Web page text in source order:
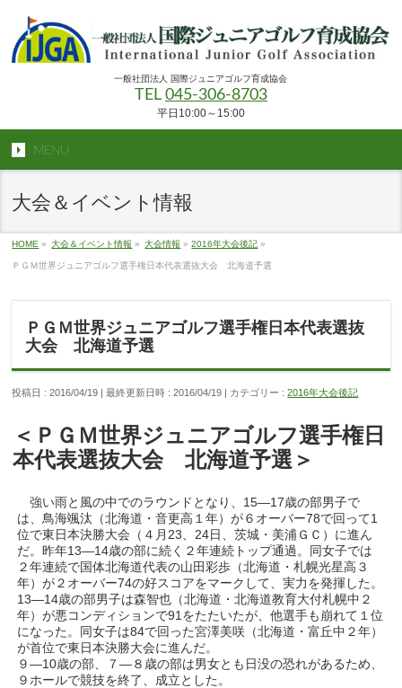
一般社団法人 国際ジュニアゴルフ育成協会
TEL 045-306-8703
平日10:00～15:00
MENU
大会＆イベント情報
HOME » 大会＆イベント情報 » 大会情報 »2016年大会後記 »
ＰＧＭ世界ジュニアゴルフ選手権日本代表選抜大会 北海道予選
ＰＧＭ世界ジュニアゴルフ選手権日本代表選抜
大会 北海道予選
投稿日 : 2016/04/19 最終更新日時 : 2016/04/19 カテゴリー :2016年大会後記
＜ＰＧＭ世界ジュニアゴルフ選手権日
本代表選抜大会 北海道予選＞
強い雨と風の中でのラウンドとなり、15―17歳の部男子で
は、鳥海颯汰（北海道・音更高１年）が６オーバー78で回って1
位で東日本決勝大会（４月23、24日、茨城・美浦ＧＣ）に進ん
だ。昨年13―14歳の部に続く２年連続トップ通過。同女子では
２年連続で国体北海道代表の山田彩歩（北海道・札幌光星高３
年）が２オーバー74の好スコアをマークして、実力を発揮した。
13―14歳の部男子は森智也（北海道・北海道教育大付札幌中２
年）が悪コンディションで91をたたいたが、他選手も崩れて１位
になった。同女子は84で回った宮澤美咲（北海道・富丘中２年）
が首位で東日本決勝大会に進んだ。
９―10歳の部、７―８歳の部は男女とも日没の恐れがあるため、
９ホールで競技を終了、成立とした。